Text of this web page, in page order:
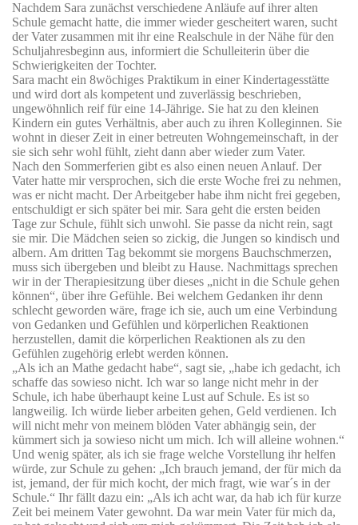
Nachdem Sara zunächst verschiedene Anläufe auf ihrer alten
Schule gemacht hatte, die immer wieder gescheitert waren, sucht
der Vater zusammen mit ihr eine Realschule in der Nähe für den
Schuljahresbeginn aus, informiert die Schulleiterin über die
Schwierigkeiten der Tochter.
Sara macht ein 8wöchiges Praktikum in einer Kindertagesstätte
und wird dort als kompetent und zuverlässig beschrieben,
ungewöhnlich reif für eine 14-Jährige. Sie hat zu den kleinen
Kindern ein gutes Verhältnis, aber auch zu ihren Kolleginnen. Sie
wohnt in dieser Zeit in einer betreuten Wohngemeinschaft, in der
sie sich sehr wohl fühlt, zieht dann aber wieder zum Vater.
Nach den Sommerferien gibt es also einen neuen Anlauf. Der
Vater hatte mir versprochen, sich die erste Woche frei zu nehmen,
was er nicht macht. Der Arbeitgeber habe ihm nicht frei gegeben,
entschuldigt er sich später bei mir. Sara geht die ersten beiden
Tage zur Schule, fühlt sich unwohl. Sie passe da nicht rein, sagt
sie mir. Die Mädchen seien so zickig, die Jungen so kindisch und
albern. Am dritten Tag bekommt sie morgens Bauchschmerzen,
muss sich übergeben und bleibt zu Hause. Nachmittags sprechen
wir in der Therapiesitzung über dieses „nicht in die Schule gehen
können“, über ihre Gefühle. Bei welchem Gedanken ihr denn
schlecht geworden wäre, frage ich sie, auch um eine Verbindung
von Gedanken und Gefühlen und körperlichen Reaktionen
herzustellen, damit die körperlichen Reaktionen als zu den
Gefühlen zugehörig erlebt werden können.
„Als ich an Mathe gedacht habe“, sagt sie, „habe ich gedacht, ich
schaffe das sowieso nicht. Ich war so lange nicht mehr in der
Schule, ich habe überhaupt keine Lust auf Schule. Es ist so
langweilig. Ich würde lieber arbeiten gehen, Geld verdienen. Ich
will nicht mehr von meinem blöden Vater abhängig sein, der
kümmert sich ja sowieso nicht um mich. Ich will alleine wohnen.“
Und wenig später, als ich sie frage welche Vorstellung ihr helfen
würde, zur Schule zu gehen: „Ich brauch jemand, der für mich da
ist, jemand, der für mich kocht, der mich fragt, wie war´s in der
Schule.“ Ihr fällt dazu ein: „Als ich acht war, da hab ich für kurze
Zeit bei meinem Vater gewohnt. Da war mein Vater für mich da,